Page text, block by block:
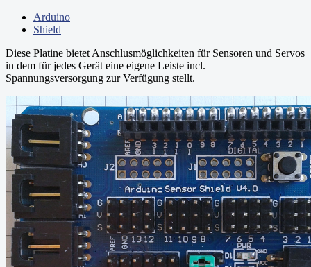
Arduino
Shield
Diese Platine bietet Anschlusmöglichkeiten für Sensoren und Servos
in dem für jedes Gerät eine eigene Leiste incl.
Spannungsversorgung zur Verfügung stellt.